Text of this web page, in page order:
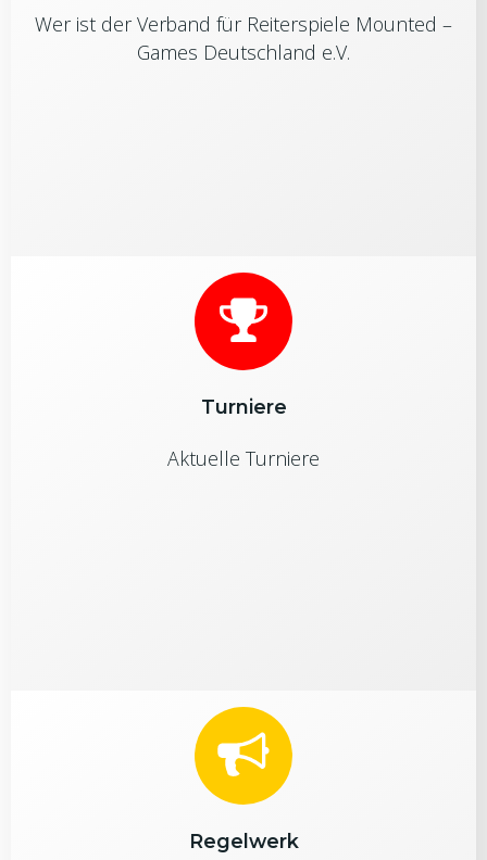
Wer ist der Verband für Reiterspiele Mounted –
Games Deutschland e.V.
Turniere
Aktuelle Turniere
Regelwerk